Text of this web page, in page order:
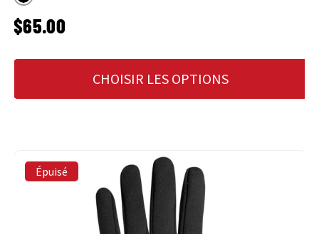
Noir
PRIX HABITUEL
$65.00
CHOISIR LES OPTIONS
Épuisé